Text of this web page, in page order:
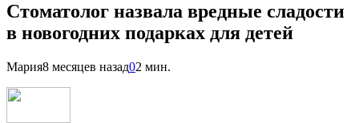
Стоматолог назвала вредные сладости
в новогодних подарках для детей
Мария8 месяцев назад02 мин.